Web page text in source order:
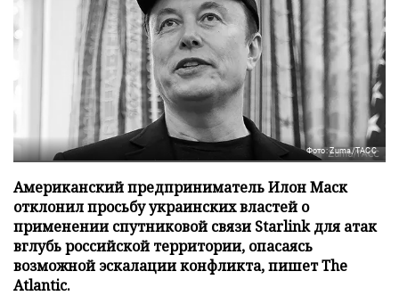
Фото: Zuma/ТАСС
Американский предприниматель Илон Маск
отклонил просьбу украинских властей о
применении спутниковой связи Starlink для атак
вглубь российской территории, опасаясь
возможной эскалации конфликта, пишет The
Atlantic.